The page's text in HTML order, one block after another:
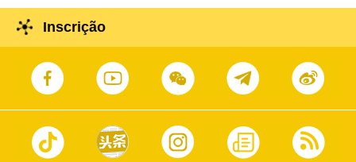
Inscrição